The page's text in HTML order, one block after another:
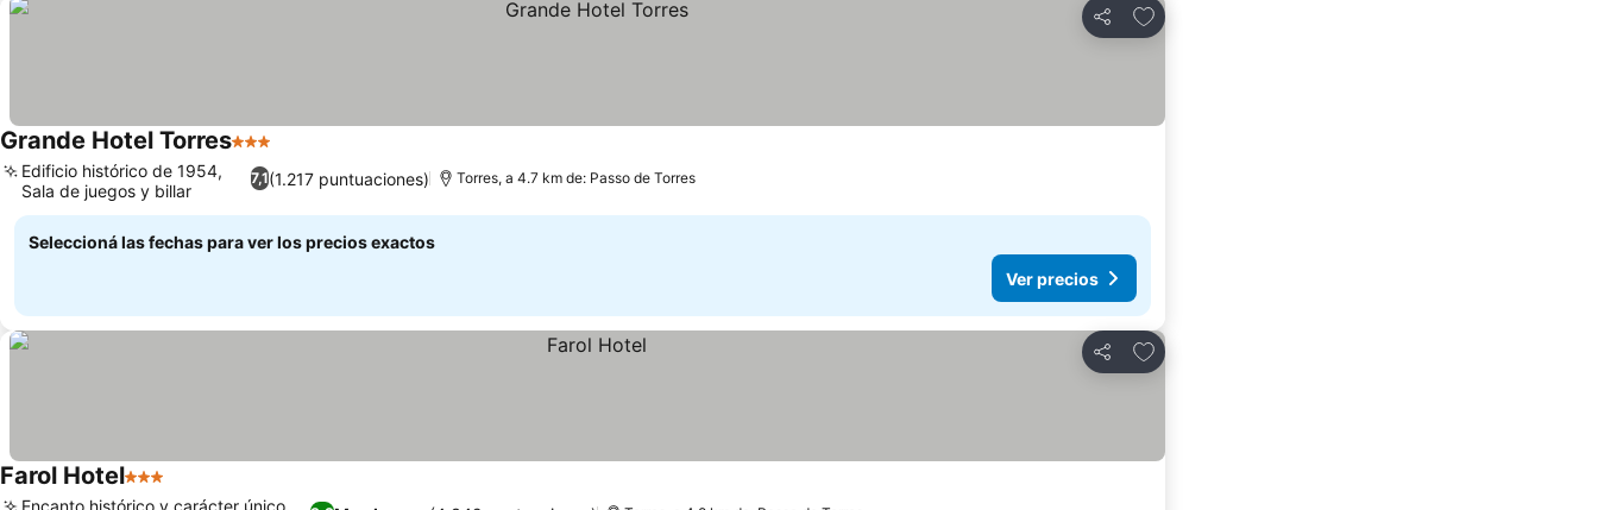
Compartir
Añadir a favoritos
Grande Hotel Torres3 Estrellas
7,1(1.217 puntuaciones)
Edificio histórico de 1954,
Sala de juegos y billar
Torres, a 4.7 km de: Passo de Torres
Seleccioná las fechas para ver los precios exactos
Ver precios
Compartir
Añadir a favoritos
Farol Hotel3 Estrellas
Encanto histórico y carácter único,